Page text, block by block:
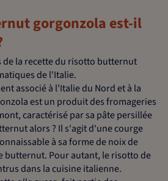
gorgonzola est-il
de la recette du risotto butternut
de l'Italie.
associé à l'Italie du Nord et à la
est un produit des fromageries
caractérisé par sa pâte persillée
alors ? Il s'agit d'une courge
à sa forme de noix de
butternut. Pour autant, le risotto de
dans la cuisine italienne.